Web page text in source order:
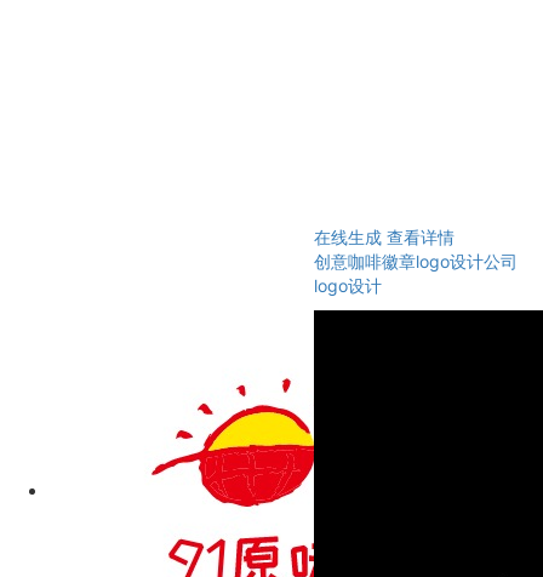
在线生成 查看详情
创意咖啡徽章logo设计公司
logo设计